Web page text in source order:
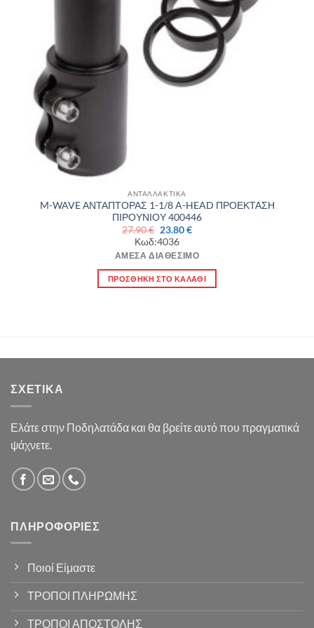
ΑΝΤΑΛΛΑΚΤΙΚΑ
M-WAVE ΑΝΤΑΠΤΟΡΑΣ 1-1/8 A-HEAD ΠΡΟΕΚΤΑΣΗ
ΠΙΡΟΥΝΙΟΥ 400446
27.90€ Original
price
was:
27.90 €.
23.80€Η
είναι:
Κωδ:4036
ΆΜΕΣΑ ΔΙΑΘΈΣΙΜΟ
ΠΡΟΣΘΉΚΗ ΣΤΟ ΚΑΛΆΘΙ
ΣΧΕΤΙΚΆ
Ελάτε στην Ποδηλατάδα και θα βρείτε αυτό που πραγματικά
ψάχνετε.
ΠΛΗΡΟΦΟΡΊΕΣ
Ποιοί Είμαστε
ΤΡΟΠΟΙ ΠΛΗΡΩΜΗΣ
ΤΡΟΠΟΙ ΑΠΟΣΤΟΛΗΣ